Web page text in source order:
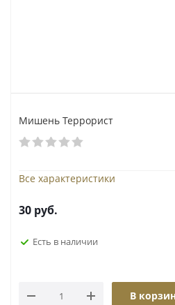
Мишень Террорист
Все характеристики
30 руб.
Есть в наличии
В